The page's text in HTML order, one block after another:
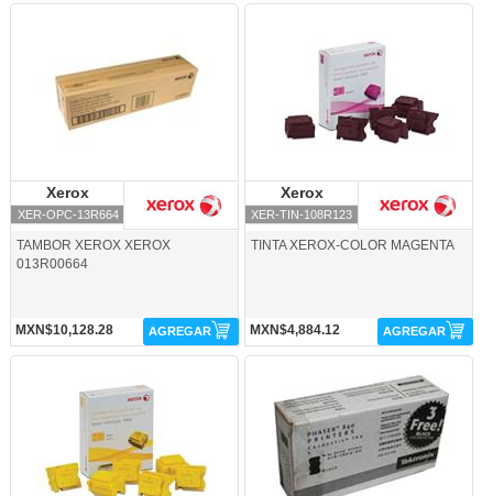
Xerox
XER-OPC-13R664
TAMBOR XEROX XEROX
013R00664
MXN$10,128.28 AGREGAR
Xerox
XER-TIN-108R123
TINTA XEROX-COLOR MAGENTA
MXN$4,884.12 AGREGAR